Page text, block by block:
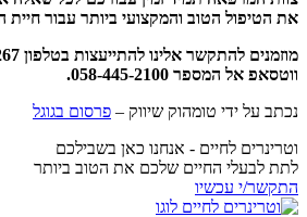
את הטיפול הטוב והמקצועי ביותר עבור
ווטסאפ אל המספר 058-445-2100.
נכתב על ידי טומהוק שיווק – פרסום בגוגל
וטרינרים לחיים - אנחנו כאן בשבילכם
לתת לבעלי החיים שלכם את הטוב ביותר
התקשר/י עכשיו